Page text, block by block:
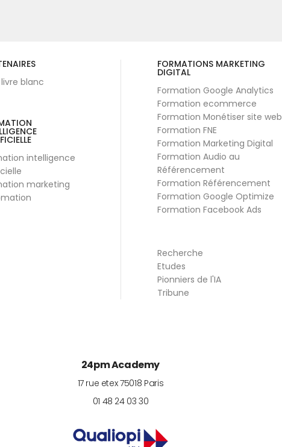
blanc
intelligence
marketing
FORMATIONS MARKETING
DIGITAL
Formation Google Analytics
Formation ecommerce
Formation Monétiser site web
Formation FNE
Formation Marketing Digital
Formation Audio au
Référencement
Formation Référencement
Formation Google Optimize
Formation Facebook Ads
Recherche
Etudes
Pionniers de l'IA
Tribune
24pm Academy
17 rue etex 75018 Paris
01 48 24 03 30